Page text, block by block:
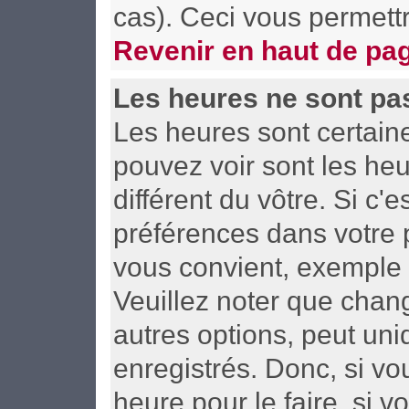
cas). Ceci vous
Revenir en haut de
Les heures ne sont
Les heures sont
pouvez voir sont les
différent du vôtre. Si
préférences dans
vous convient,
Veuillez noter que
autres options, peut
enregistrés. Donc, si
heure pour le faire, si